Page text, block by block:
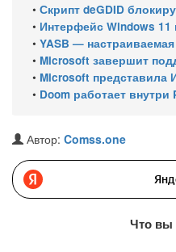
• Скрипт deGDID блокирует отслеживание
• Интерфейс Windows 11 переходит на
• YASB — настраиваемая строка состояния для
• Microsoft завершит поддержку Windows 10 Enterprise LTSC
• Microsoft представила ИИ-инструменты для
• Doom работает внутри Paint: проект
Автор: Comss.one